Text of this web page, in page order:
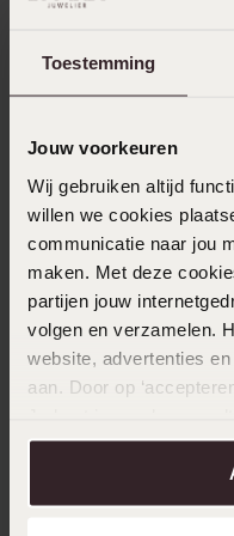
Toestemming
Jouw voorkeuren
Wij gebruiken altijd
willen we cookies
communicatie naar jou
maken. Met deze
partijen jouw
volgen en verzamelen.
website, advertenties
aan. Door op
over in ons
Mooie ketting
Selecteer
Ook leuk